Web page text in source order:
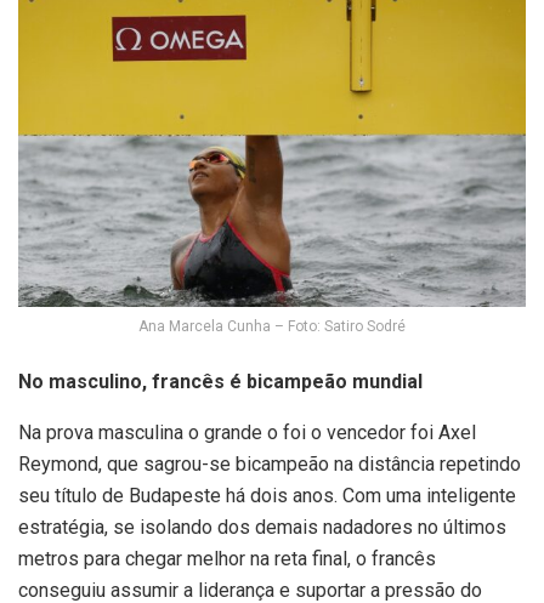
Ana Marcela Cunha – Foto: Satiro Sodré
No masculino, francês é bicampeão mundial
Na prova masculina o grande o foi o vencedor foi Axel
Reymond, que sagrou-se bicampeão na distância repetindo
seu título de Budapeste há dois anos. Com uma inteligente
estratégia, se isolando dos demais nadadores no últimos
metros para chegar melhor na reta final, o francês
conseguiu assumir a liderança e suportar a pressão do